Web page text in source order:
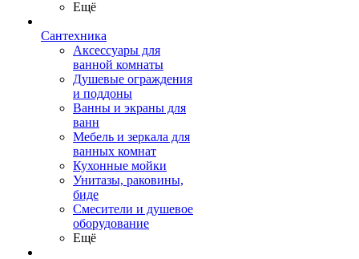
Ещё
Сантехника
Аксессуары для
ванной комнаты
Душевые ограждения
и поддоны
Ванны и экраны для
ванн
Мебель и зеркала для
ванных комнат
Кухонные мойки
Унитазы, раковины,
биде
Смесители и душевое
оборудование
Ещё